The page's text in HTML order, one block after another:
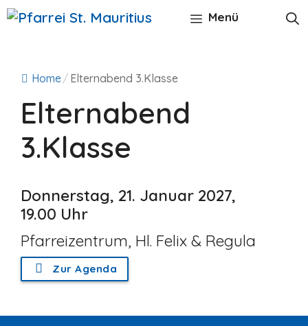
Zum
Inhalt
Menü
Home/ Elternabend 3.Klasse
Elternabend
3.Klasse
Donnerstag, 21. Januar 2027,
19.00 Uhr
Pfarreizentrum, Hl. Felix & Regula
Zur Agenda